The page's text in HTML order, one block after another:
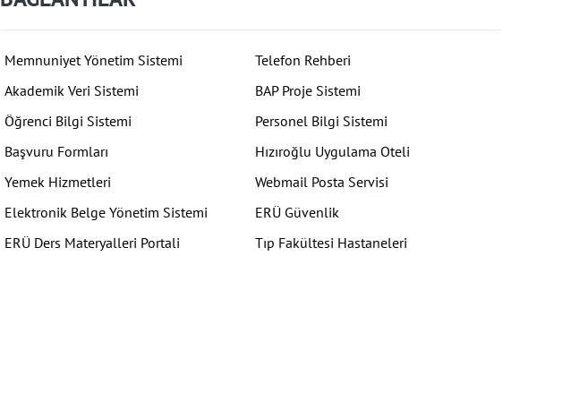
Memnuniyet Yönetim Sistemi
Telefon Rehberi
Akademik Veri Sistemi
BAP Proje Sistemi
Öğrenci Bilgi Sistemi
Personel Bilgi Sistemi
Başvuru Formları
Hızıroğlu Uygulama Oteli
Yemek Hizmetleri
Webmail Posta Servisi
Elektronik Belge Yönetim Sistemi
ERÜ Güvenlik
ERÜ Ders Materyalleri Portali
Tıp Fakültesi Hastaneleri